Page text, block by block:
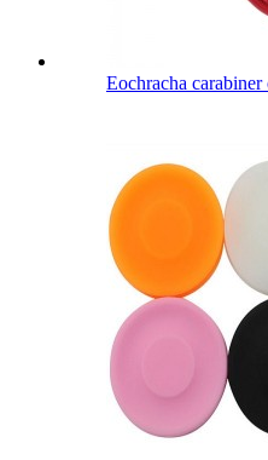
Eochracha